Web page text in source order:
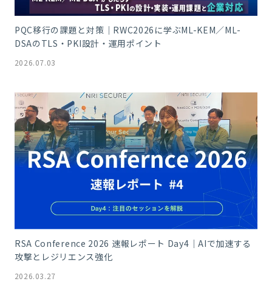
PQC移行の課題と対策｜RWC2026に学ぶML-KEM／ML-
DSAのTLS・PKI設計・運用ポイント
2026.07.03
RSA Conference 2026 速報レポート Day4｜AIで加速する
攻撃とレジリエンス強化
2026.03.27